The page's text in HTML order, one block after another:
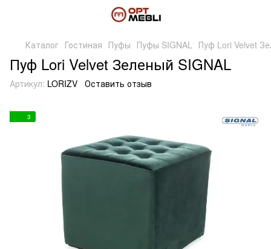
Каталог Гостиная Пуфы Пуфы SIGNAL Пуф Lori Velvet
Пуф Lori Velvet Зеленый SIGNAL
Артикул: LORIZV Оставить отзыв
3